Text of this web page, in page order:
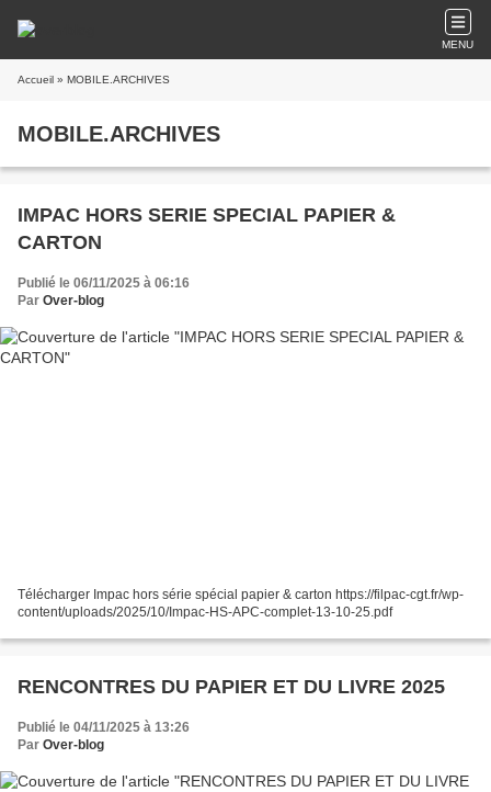
MENU
Accueil » MOBILE.ARCHIVES
MOBILE.ARCHIVES
IMPAC HORS SERIE SPECIAL PAPIER &
CARTON
Publié le 06/11/2025 à 06:16
Par Over-blog
Télécharger Impac hors série spécial papier & carton https://filpac-cgt.fr/wp-
content/uploads/2025/10/Impac-HS-APC-complet-13-10-25.pdf
RENCONTRES DU PAPIER ET DU LIVRE 2025
Publié le 04/11/2025 à 13:26
Par Over-blog